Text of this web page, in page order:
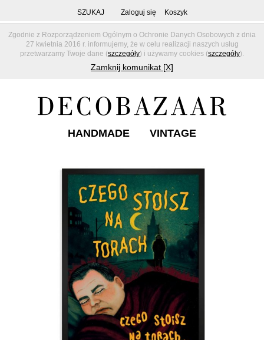
Zgodnie z Rozporządzeniem Ogólnym o Ochronie Danych Osobowych z dnia
27 kwietnia 2016 r. informujemy, że w celu realizacji naszych usług
przetwarzamy Twoje dane (szczegóły) i używamy cookies (szczegóły).
Zamknij komunikat [X]
SZUKAJ Zaloguj się Koszyk
HANDMADE VINTAGE